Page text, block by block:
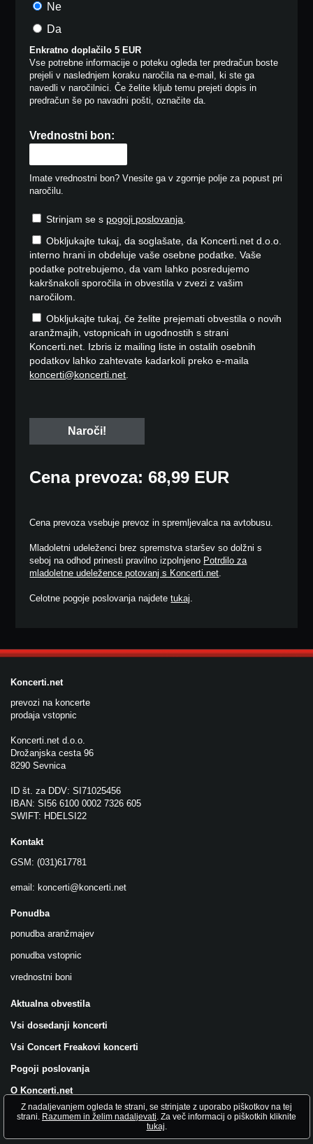
Ne
Da
Enkratno doplačilo 5 EUR
Vse potrebne informacije o poteku ogleda ter predračun boste
prejeli v naslednjem koraku naročila na e-mail, ki ste ga
navedli v naročilnici. Če želite kljub temu prejeti dopis in
predračun še po navadni pošti, označite da.
Vrednostni bon:
Imate vrednostni bon? Vnesite ga v zgornje polje za popust pri
naročilu.
Strinjam se s pogoji poslovanja.
Obkljukajte tukaj, da soglašate, da Koncerti.net d.o.o.
interno hrani in obdeluje vaše osebne podatke. Vaše
podatke potrebujemo, da vam lahko posredujemo
kakršnakoli sporočila in obvestila v zvezi z vašim
naročilom.
Obkljukajte tukaj, če želite prejemati obvestila o novih
aranžmajih, vstopnicah in ugodnostih s strani
Koncerti.net. Izbris iz mailing liste in ostalih osebnih
podatkov lahko zahtevate kadarkoli preko e-maila
koncerti@koncerti.net.
Cena prevoza: 68,99 EUR
Cena prevoza vsebuje prevoz in spremljevalca na avtobusu.
Mladoletni udeleženci brez spremstva staršev so dolžni s
seboj na odhod prinesti pravilno izpolnjeno Potrdilo za
mladoletne udeležence potovanj s Koncerti.net.
Celotne pogoje poslovanja najdetetukaj.
Koncerti.net
prevozi na koncerte
prodaja vstopnic
Koncerti.net d.o.o.
Drožanjska cesta 96
8290 Sevnica
ID št. za DDV: SI71025456
IBAN: SI56 6100 0002 7326 605
SWIFT: HDELSI22
Kontakt
GSM: (031)617781
email: koncerti@koncerti.net
Ponudba
ponudba aranžmajev
ponudba vstopnic
vrednostni boni
Aktualna obvestila
Vsi dosedanji koncerti
Vsi Concert Freakovi koncerti
Pogoji poslovanja
O Koncerti.net
Všečkajte nas na FB!
Z nadaljevanjem ogleda te strani, se strinjate z uporabo piškotkov na tej
strani. Razumem in želim nadaljevati. Za več informacij o piškotkih kliknite
tukaj.